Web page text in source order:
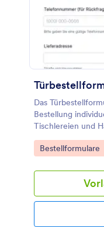
Das
Bestellung
Tischlereien und
unterstützt eine
Abstimmung und
Go to Category:
Bestellformulare